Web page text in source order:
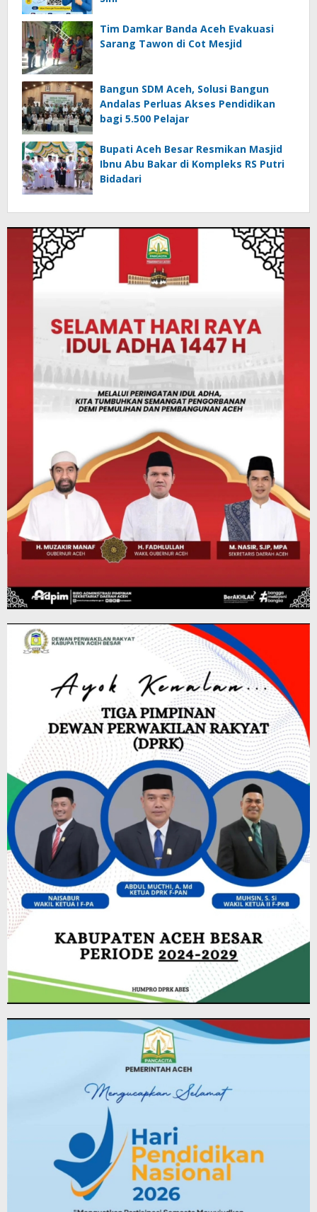
Tim Damkar Banda Aceh Evakuasi
Sarang Tawon di Cot Mesjid
Bangun SDM Aceh, Solusi Bangun
Andalas Perluas Akses Pendidikan
bagi 5.500 Pelajar
Bupati Aceh Besar Resmikan Masjid
Ibnu Abu Bakar di Kompleks RS Putri
Bidadari